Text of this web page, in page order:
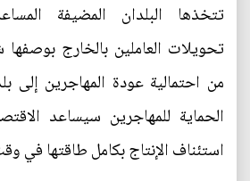
تتخذها البلدان المضيفة
تحويلات العاملين بالخارج بوصفها
من احتمالية عودة المهاجرين إلى
الحماية للمهاجرين سيساعد
استئناف الإنتاج بكامل طاقتها في